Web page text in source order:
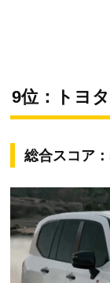
9位：トヨ
総合スコア